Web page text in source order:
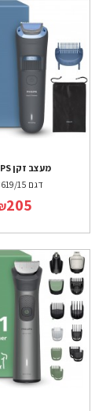
מעצב זקן PHILIPS
דגם BT3619/15
205